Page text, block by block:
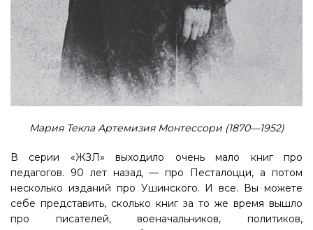
Мария Текла Артемизия Монтессори (1870—1952)
В серии «ЖЗЛ» выходило очень мало книг про
педагогов. 90 лет назад — про Песталоцци, а потом
несколько изданий про Ушинского. И все. Вы можете
себе представить, сколько книг за то же время вышло
про писателей, военачальников, политиков,